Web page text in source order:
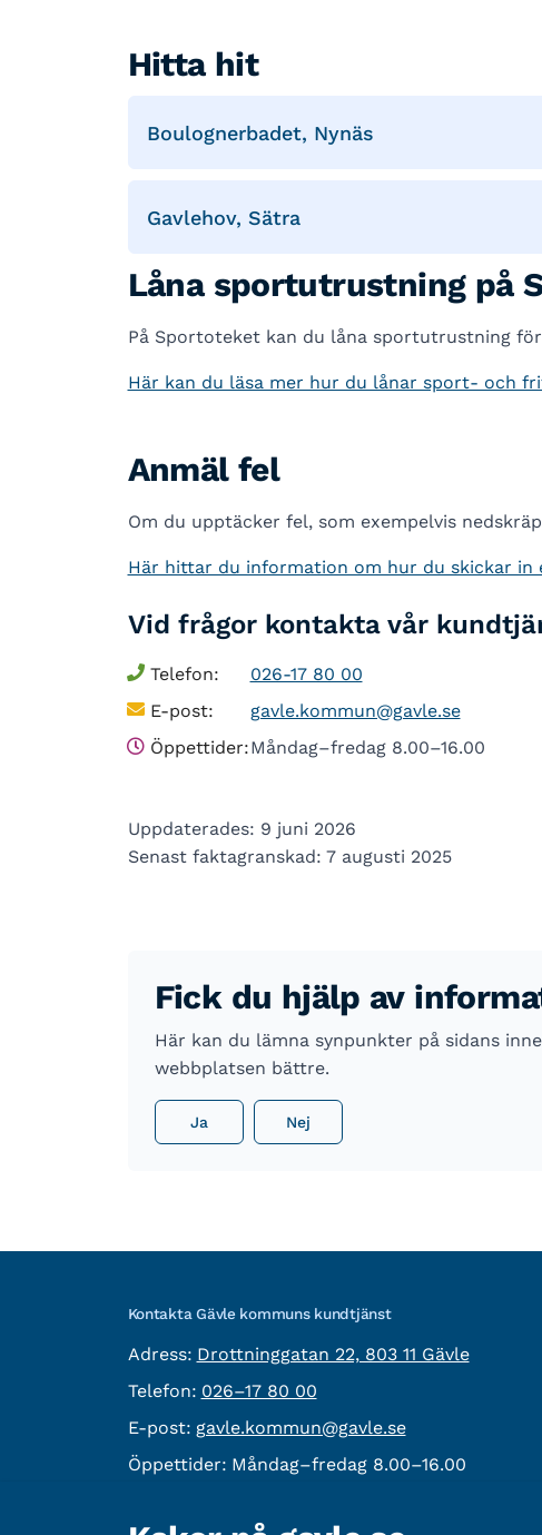
Hitta hit
Boulognerbadet, Nynäs
Gavlehov, Sätra
Låna sportutrustning på
På Sportoteket kan du låna sportutrustning
Här kan du läsa mer hur du lånar sport- och
Anmäl fel
Om du upptäcker fel, som exempelvis
Här hittar du information om hur du skickar in
Vid frågor kontakta vår
Telefon:
026-17 80 00
E-post:
gavle.kommun@gavle.se
Öppettider:Måndag–fredag 8.00–16.00
Uppdaterades: 9 juni 2026
Senast faktagranskad: 7 augusti 2025
Fick du hjälp av
Här kan du lämna synpunkter på sidans
webbplatsen bättre.
Ja Nej
Kontakta Gävle kommuns kundtjänst
Adress: besöksadress:
Drottninggatan 22, 803 11 Gävle
Telefon: Telefon:
026–17 80 00
E-post: E-post:
gavle.kommun@gavle.se
Öppettider: Måndag–fredag 8.00–16.00